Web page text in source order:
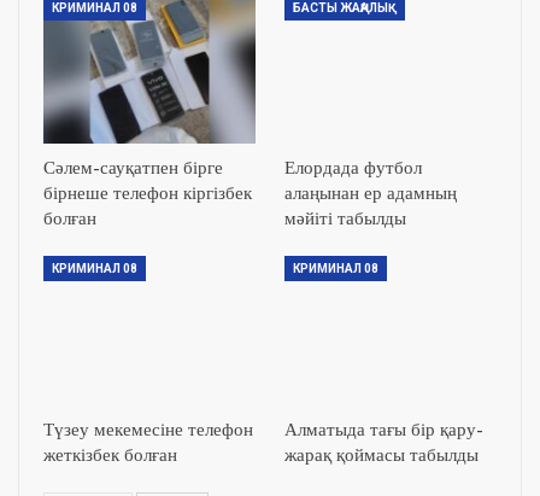
КРИМИНАЛ 08
Сәлем-сауқатпен бірге
бірнеше телефон кіргізбек
болған
БАСТЫ ЖАҢАЛЫҚ
Елордада футбол
алаңынан ер адамның
мәйіті табылды
КРИМИНАЛ 08
Түзеу мекемесіне телефон
жеткізбек болған
КРИМИНАЛ 08
Алматыда тағы бір қару-
жарақ қоймасы табылды